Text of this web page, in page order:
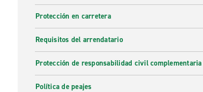
Protección en carretera
Requisitos del arrendatario
Protección de responsabilidad civil complementaria
Política de peajes